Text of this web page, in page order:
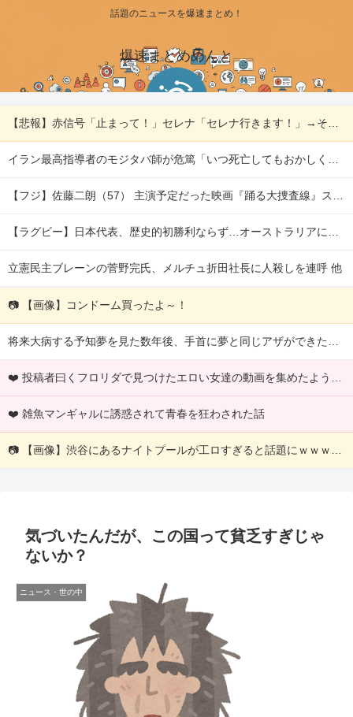
話題のニュースを爆速まとめ！
爆速まとめめんと
【悲報】赤信号「止まって！」セレナ「セレナ行きます！」→そのまま進入ｗｗｗｗ 他
イラン最高指導者のモジタバ師が危篤「いつ死亡してもおかしくない」…イラン大統領「意思疎通はかなり難しい」！ 他
【フジ】佐藤二朗（57） 主演予定だった映画『踊る大捜査線』スピンオフ作品の撮影中止が正式に決定 他
【ラグビー】日本代表、歴史的初勝利ならず…オーストラリアに逆転負け ８戦全敗 他
立憲民主ブレーンの菅野完氏、メルチュ折田社長に人殺しを連呼 他
📷 【画像】コンドーム買ったよ～！
将来大病する予知夢を見た数年後、手首に夢と同じアザができた。「ヤバい」と察した私はすぐ保険に入りまくり…
❤️ 投稿者曰くフロリダで見つけたエロい女達の動画を集めたようですｗｗｗ
❤️ 雑魚マンギャルに誘惑されて青春を狂わされた話
📷 【画像】渋谷にあるナイトプールが工ロすぎると話題にｗｗｗｗｗｗｗｗｗ
気づいたんだが、この国って貧乏すぎじゃ
ないか？
ニュース・世の中